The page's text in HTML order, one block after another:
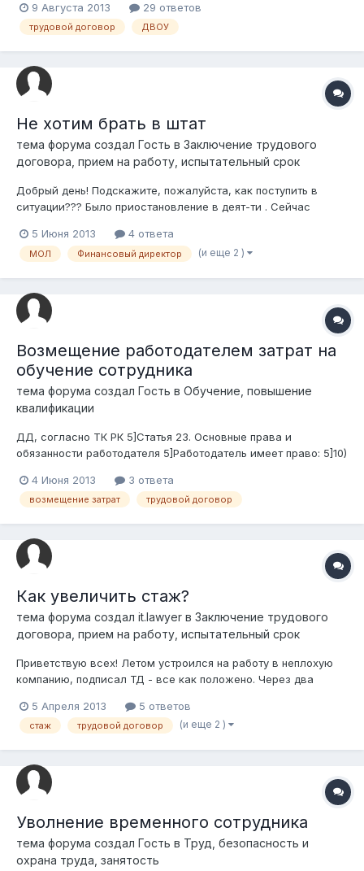
договору? Если нет, то подскажите, какой НПА запрещает
это делать? С уважением, Lawyer
9 Августа 2013 29 ответов
трудовой договор ДВОУ
Не хотим брать в штат
тема форума создал Гость в Заключение трудового
договора, прием на работу, испытательный срок
Добрый день! Подскажите, пожалуйста, как поступить в
ситуации??? Было приостановление в деят-ти . Сейчас
работает неоф. (раньше работал офиц., и по опред.
обстоятельствами в работе сам уволился, а теперь просится
5 Июня 2013 4 ответа
МОЛ Финансовый директор (и еще 2 )
Возмещение работодателем затрат на
обучение сотрудника
тема форума создал Гость в Обучение, повышение
квалификации
ДД, согласно ТК РК 5]Статья 23. Основные права и
обязанности работодателя 5]Работодатель имеет право: 5]10)
работника, если это оговорено условиями трудового
договора. 5]значит ли это, что даже если есть договор
4 Июня 2013 3 ответа
возмещение затрат трудовой договор
Как увеличить стаж?
тема форума создал it.lawyer в Заключение трудового
договора, прием на работу, испытательный срок
Приветствую всех! Летом устроился на работу в неплохую
компанию, подписал ТД - все как положено. Через два
пришел в компанию на два месяца позднее фактической
даты приема. Я подписал. Предыдущий ТД остался как бы без
5 Апреля 2013 5 ответов
стаж трудовой договор (и еще 2 )
Уволнение временного сотрудника
тема форума создал Гость в Труд, безопасность и
охрана труда, занятость